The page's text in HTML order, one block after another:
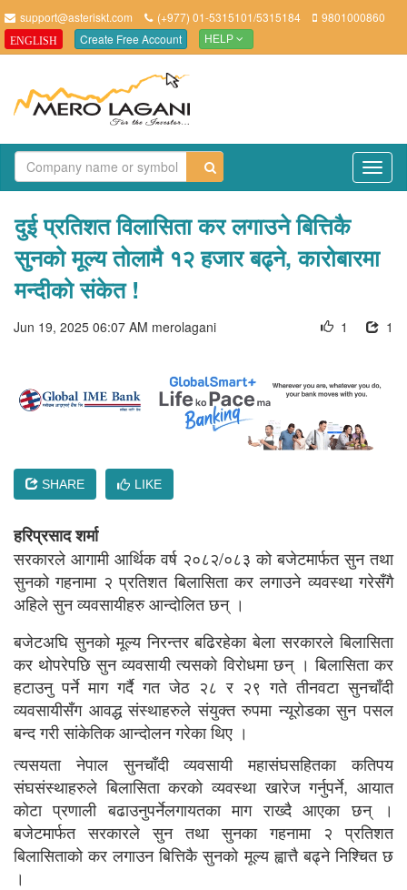
support@asteriskt.com (+977) 01-5315101/5315184 9801000860
ENGLISH Create Free Account HELP
दुई प्रतिशत विलासिता कर लगाउने बित्तिकै
सुनको मूल्य ताेलामै १२ हजार बढ्ने, कारोबारमा
मन्दीको संकेत !
Jun 19, 2025 06:07 AM merolagani 1
1
SHARE LIKE
हरिप्रसाद शर्मा
सरकारले आगामी आर्थिक वर्ष २०८२/०८३ को बजेटमार्फत सुन तथा
सुनको गहनामा २ प्रतिशत बिलासिता कर लगाउने व्यवस्था गरेसँगै
अहिले सुन व्यवसायीहरु आन्दोलित छन् ।
बजेटअघि सुनको मूल्य निरन्तर बढिरहेका बेला सरकारले बिलासिता
कर थोपरेपछि सुन व्यवसायी त्यसको विरोधमा छन् । बिलासिता कर
हटाउनु पर्ने माग गर्दै गत जेठ २८ र २९ गते तीनवटा सुनचाँदी
व्यवसायीसँग आवद्ध संस्थाहरुले संयुक्त रुपमा न्यूरोडका सुन पसल
बन्द गरी सांकेतिक आन्दोलन गरेका थिए ।
त्यसयता नेपाल सुनचाँदी व्यवसायी महासंघसहितका कतिपय
संघसंस्थाहरुले बिलासिता करको व्यवस्था खारेज गर्नुपर्ने, आयात
कोटा प्रणाली बढाउनुपर्नेलगायतका माग राख्दै आएका छन् ।
बजेटमार्फत सरकारले सुन तथा सुनका गहनामा २ प्रतिशत
बिलासिताको कर लगाउन बित्तिकै सुनको मूल्य ह्वात्तै बढ्ने निश्चित छ
।